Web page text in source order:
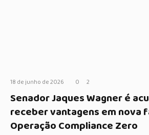
18 de junho de 2026 0 2
Senador Jaques Wagner é
receber vantagens em nova
Operação Compliance Zero